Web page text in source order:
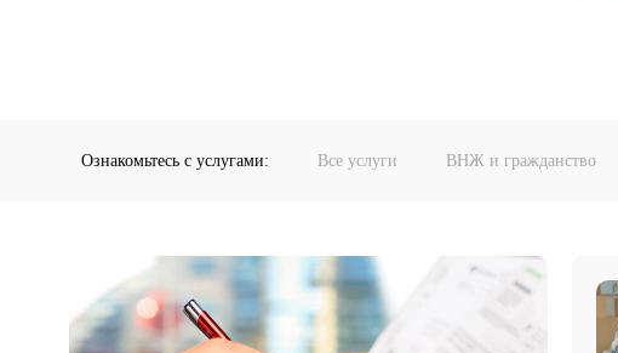
Ознакомьтесь с услугами: Все услуги ВНЖ и гражданство